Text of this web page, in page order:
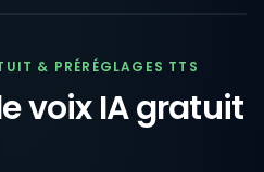
& PRÉRÉGLAGES TTS
voix IA gratuit